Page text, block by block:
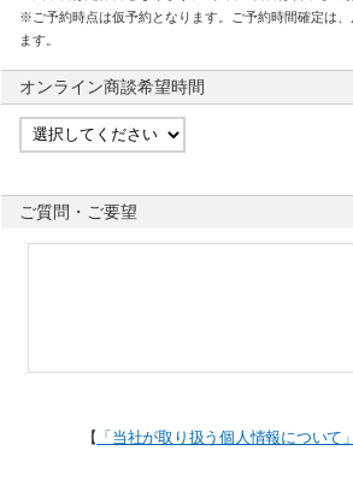
※ご予約時点は仮予約となります。ご予約時間確定は
ます。
オンライン商談希望時間
ご質問・ご要望
【 「当社が取り扱う個人情報について」